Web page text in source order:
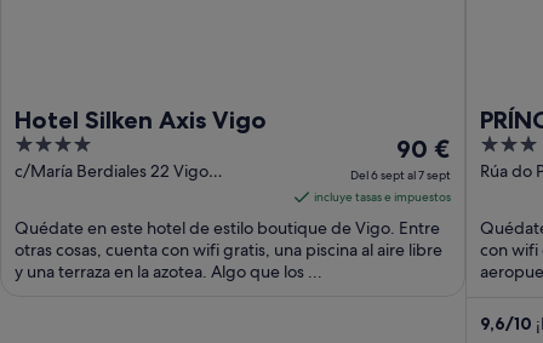
Hotel Silken Axis Vigo
4
out
5
c/María Berdiales 22 Vigo
El
precio
es
de
90 €
90 €
Del 6 sept al 7 sept
incluye tasas e impuestos
Quédate en este hotel de estilo boutique de Vigo. Entre
otras cosas, cuenta con wifi gratis, una piscina al aire libre
y una terraza en la azotea. Algo que los ...
3
out
5
Rúa do
con wifi
9,6/10